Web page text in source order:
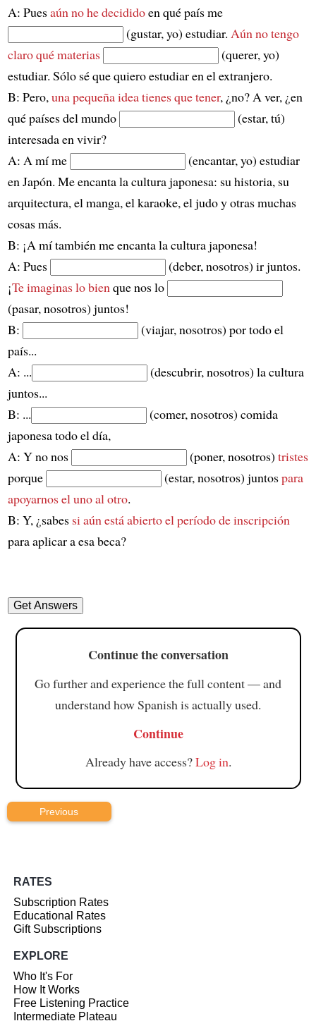
A: Puesaún no he decididoen qué país me
(gustar, yo) estudiar. Aún no tengo
claroqué materias
(querer, yo)
estudiar. Sólo sé que quiero estudiar en el extranjero.
B: Pero, una pequeña idea tienes que tener, ¿no? A ver, ¿en
qué países del mundo
(estar, tú)
interesada en vivir?
A: A mí me
(encantar, yo) estudiar
en Japón. Me encanta la cultura japonesa: su historia, su
arquitectura, el manga, el karaoke, el judo y otras muchas
cosas más.
B: ¡A mí también me encanta la cultura japonesa!
A: Pues
(deber, nosotros) ir juntos.
¡Te imaginas lo bien que nos lo
(pasar, nosotros) juntos!
B:
(viajar, nosotros) por todo el
país...
A: ...
(descubrir, nosotros) la cultura
juntos...
B: ...
(comer, nosotros) comida
japonesa todo el día,
A: Y no nos
(poner, nosotros) tristes
porque
(estar, nosotros) juntospara
apoyarnos el uno al otro.
B: Y, ¿sabes si aún está abierto el período de inscripción
para aplicar a esa beca?
Continue the conversation
Go further and experience the full content — and
understand how Spanish is actually used.
Continue
Already have access?Log in.
Previous
RATES
Subscription Rates
Educational Rates
Gift Subscriptions
EXPLORE
Who It's For
How It Works
Free Listening Practice
Intermediate Plateau